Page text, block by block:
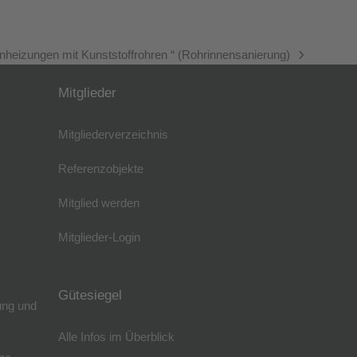
mit Kunststoffrohren “ (Rohrinnensanierung)
und
Mitglieder
Mitgliederverzeichnis
Referenzobjekte
Mitglied werden
Mitglieder-Login
Gütesiegel
Alle Infos im Überblick